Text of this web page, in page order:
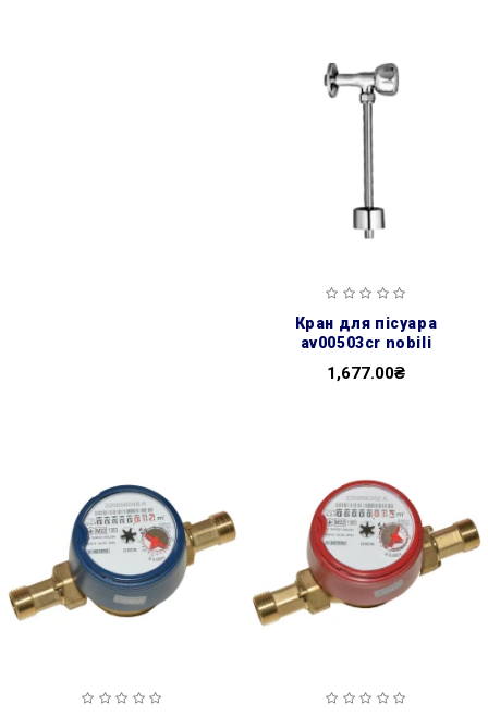
кран для пісуара
av00503cr nobili
1,677.00₴